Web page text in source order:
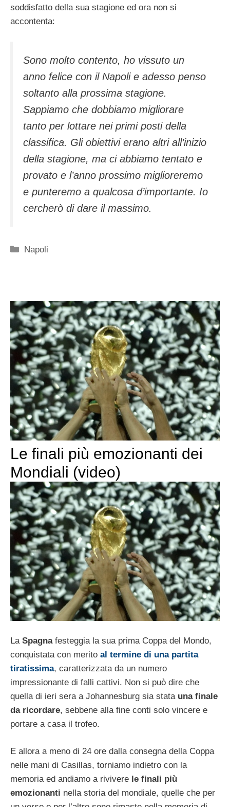
soddisfatto della sua stagione ed ora non si
accontenta:
Sono molto contento, ho vissuto un
anno felice con il Napoli e adesso penso
soltanto alla prossima stagione.
Sappiamo che dobbiamo migliorare
tanto per lottare nei primi posti della
classifica. Gli obiettivi erano altri all’inizio
della stagione, ma ci abbiamo tentato e
provato e l’anno prossimo miglioreremo
e punteremo a qualcosa d’importante. Io
cercherò di dare il massimo.
Categorie
Napoli
Le finali più emozionanti dei
Mondiali (video)
La Spagnafesteggia la sua prima Coppa del Mondo,
conquistata con merito al termine di una partita
tiratissima, caratterizzata da un numero
impressionante di falli cattivi. Non si può dire che
quella di ieri sera a Johannesburg sia stata una finale
da ricordare, sebbene alla fine conti solo vincere e
portare a casa il trofeo.
E allora a meno di 24 ore dalla consegna della Coppa
nelle mani di Casillas, torniamo indietro con la
memoria ed andiamo a rivivere le finali più
emozionanti nella storia del mondiale, quelle che per